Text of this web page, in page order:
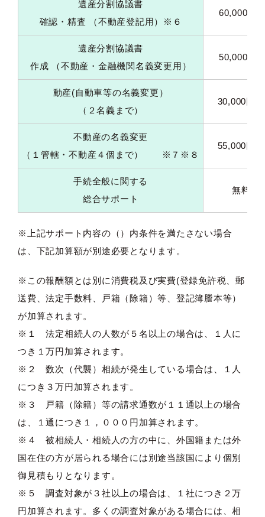
遺産分割協議書
確認・精査 （不動産登記用）※６
60,000円
遺産分割協議書
作成 （不動産・金融機関名義変更用）
50,000円
動産(自動車等の名義変更）
（２名義まで）
30,000円～
不動産の名義変更
（１管轄・不動産４個まで） ※７※８
55,000円～
手続全般に関する
総合サポート
無料
※上記サポート内容の（）内条件を満たさない場合
は、下記加算額が別途必要となります。
※この報酬額とは別に消費税及び実費(登録免許税、郵
送費、法定手数料、戸籍（除籍）等、登記簿謄本等）
が加算されます。
※１ 法定相続人の人数が５名以上の場合は、１人に
つき１万円加算されます。
※２ 数次（代襲）相続が発生している場合は、１人
につき３万円加算されます。
※３ 戸籍（除籍）等の請求通数が１１通以上の場合
は、１通につき１，０００円加算されます。
※４ 被相続人・相続人の方の中に、外国籍または外
国在住の方が居られる場合には別途当該国により個別
御見積もりとなります。
※５ 調査対象が３社以上の場合は、１社につき２万
円加算されます。多くの調査対象がある場合には、相